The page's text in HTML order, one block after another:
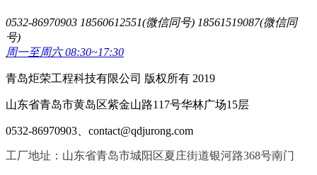
0532-86970903 18560612551(微信同号) 18561519087(微信同
号)
周一至周六 08:30~17:30
青岛炬荣工程科技有限公司 版权所有 2019
山东省青岛市黄岛区紫金山路117号华林广场15层
0532-86970903、contact@qdjurong.com
工厂地址：山东省青岛市城阳区夏庄街道银河路368号南门